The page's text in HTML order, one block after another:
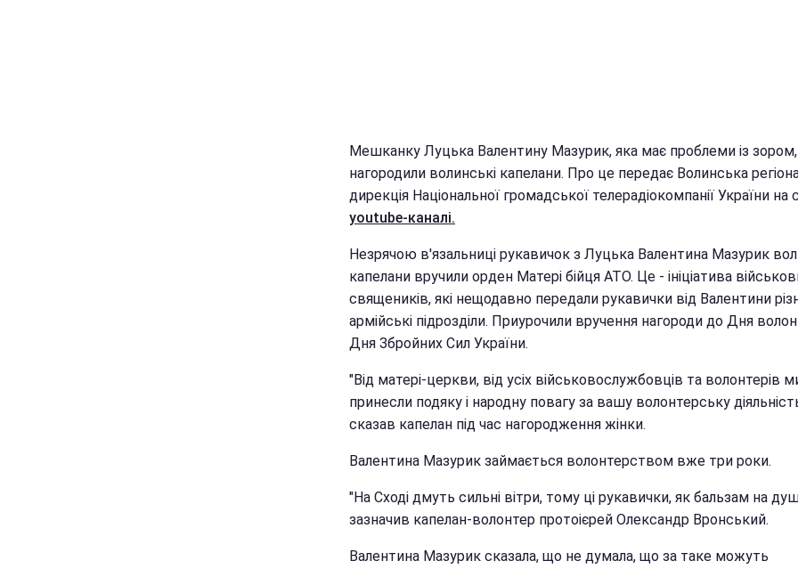
Мешканку Луцька Валентину Мазурик, яка має проблеми із зором,
нагородили волинські капелани. Про це передає Волинська
дирекція Національної громадської телерадіокомпанії України на
youtube-каналі.
Незрячою в'язальниці рукавичок з Луцька Валентина Мазурик
капелани вручили орден Матері бійця АТО. Це - ініціатива
священиків, які нещодавно передали рукавички від Валентини
армійські підрозділи. Приурочили вручення нагороди до Дня
Дня Збройних Сил України.
"Від матері-церкви, від усіх військовослужбовців та волонтерів
принесли подяку і народну повагу за вашу волонтерську
сказав капелан під час нагородження жінки.
Валентина Мазурик займається волонтерством вже три роки.
"На Сході дмуть сильні вітри, тому ці рукавички, як бальзам на
зазначив капелан-волонтер протоієрей Олександр Вронський.
Валентина Мазурик сказала, що не думала, що за таке можуть